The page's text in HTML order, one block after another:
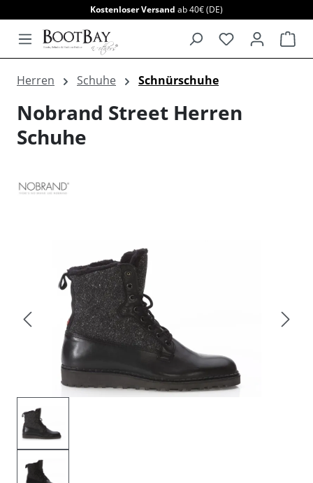
Kostenloser Versand ab 40€ (DE)
Herren Schuhe Schnürschuhe
Nobrand Street Herren
Schuhe
Bildergalerie überspringen